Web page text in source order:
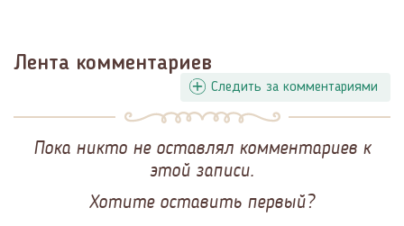
Лента комментариев
Следить за комментариями
Пока никто не оставлял комментариев к
этой записи.
Хотите оставить первый?